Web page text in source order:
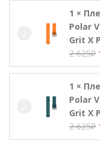
2
1 ×
Polar
Grit X
2 625₽
2
1 ×
Polar
Grit X
2 625₽